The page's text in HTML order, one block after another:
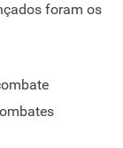
foram os